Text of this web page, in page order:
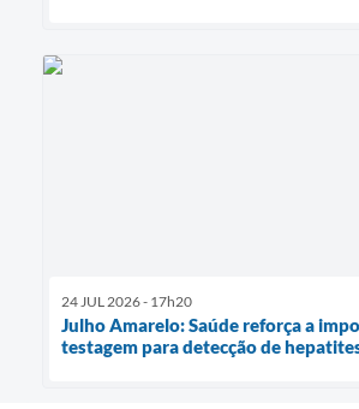
24 JUL 2026 - 17h20
Julho Amarelo: Saúde reforça a
testagem para detecção de